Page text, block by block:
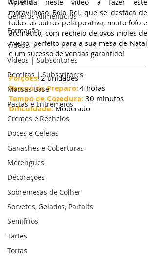
Géneros Alimentícios
Formação
Vídeos
Vídeos | Subscritores
Receitas | Subscritores
Massas Base
Pastas e Entremeios
Cremes e Recheios
Doces e Geleias
Ganaches e Coberturas
Merengues
Decorações
Sobremesas de Colher
Sorvetes, Gelados, Parfaits
Semifrios
Tartes
Tortas
Aprenda neste vídeo a fazer este
maravilhoso Bolo Rei, que se destaca de
todos os outros pela positiva, muito fofo e
aromático, com recheio de ovos moles de
Aveiro, perfeito para a sua mesa de Natal
e um sucesso de vendas garantido!
Porções: 2 unidades
Tempo de Preparo: 4 horas
Tempo de Cozedura: 30 minutos
Dificuldade: Moderado